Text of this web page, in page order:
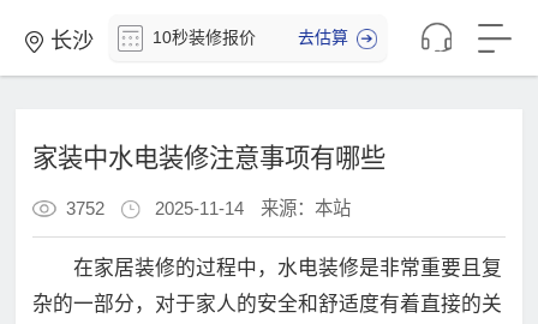
10秒装修报价 去估算
长沙
家装中水电装修注意事项有哪些
3752 2025-11-14 来源：本站
在家居装修的过程中，水电装修是非常重要且复
杂的一部分，对于家人的安全和舒适度有着直接的关